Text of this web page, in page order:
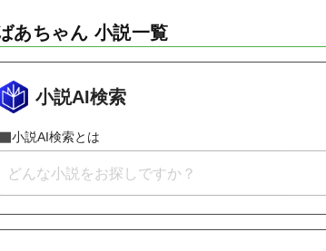
あちゃん 小説一覧
小説AI検索
小説AI検索とは